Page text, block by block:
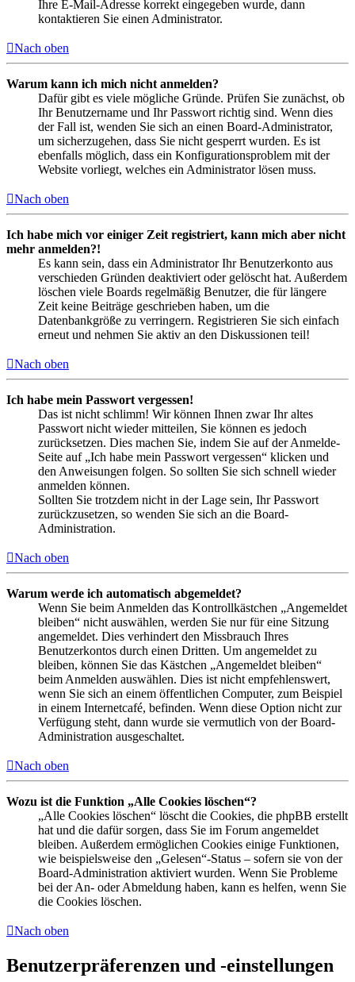
Ihre E-Mail-Adresse korrekt eingegeben wurde, dann
kontaktieren Sie einen Administrator.
Nach oben
Warum kann ich mich nicht anmelden?
Dafür gibt es viele mögliche Gründe. Prüfen Sie zunächst, ob
Ihr Benutzername und Ihr Passwort richtig sind. Wenn dies
der Fall ist, wenden Sie sich an einen Board-Administrator,
um sicherzugehen, dass Sie nicht gesperrt wurden. Es ist
ebenfalls möglich, dass ein Konfigurationsproblem mit der
Website vorliegt, welches ein Administrator lösen muss.
Nach oben
Ich habe mich vor einiger Zeit registriert, kann mich aber nicht
mehr anmelden?!
Es kann sein, dass ein Administrator Ihr Benutzerkonto aus
verschieden Gründen deaktiviert oder gelöscht hat. Außerdem
löschen viele Boards regelmäßig Benutzer, die für längere
Zeit keine Beiträge geschrieben haben, um die
Datenbankgröße zu verringern. Registrieren Sie sich einfach
erneut und nehmen Sie aktiv an den Diskussionen teil!
Nach oben
Ich habe mein Passwort vergessen!
Das ist nicht schlimm! Wir können Ihnen zwar Ihr altes
Passwort nicht wieder mitteilen, Sie können es jedoch
zurücksetzen. Dies machen Sie, indem Sie auf der Anmelde-
Seite auf „Ich habe mein Passwort vergessen“ klicken und
den Anweisungen folgen. So sollten Sie sich schnell wieder
anmelden können.
Sollten Sie trotzdem nicht in der Lage sein, Ihr Passwort
zurückzusetzen, so wenden Sie sich an die Board-
Administration.
Nach oben
Warum werde ich automatisch abgemeldet?
Wenn Sie beim Anmelden das Kontrollkästchen „Angemeldet
bleiben“ nicht auswählen, werden Sie nur für eine Sitzung
angemeldet. Dies verhindert den Missbrauch Ihres
Benutzerkontos durch einen Dritten. Um angemeldet zu
bleiben, können Sie das Kästchen „Angemeldet bleiben“
beim Anmelden auswählen. Dies ist nicht empfehlenswert,
wenn Sie sich an einem öffentlichen Computer, zum Beispiel
in einem Internetcafé, befinden. Wenn diese Option nicht zur
Verfügung steht, dann wurde sie vermutlich von der Board-
Administration ausgeschaltet.
Nach oben
Wozu ist die Funktion „Alle Cookies löschen“?
„Alle Cookies löschen“ löscht die Cookies, die phpBB erstellt
hat und die dafür sorgen, dass Sie im Forum angemeldet
bleiben. Außerdem ermöglichen Cookies einige Funktionen,
wie beispielsweise den „Gelesen“-Status – sofern sie von der
Board-Administration aktiviert wurden. Wenn Sie Probleme
bei der An- oder Abmeldung haben, kann es helfen, wenn Sie
die Cookies löschen.
Nach oben
Benutzerpräferenzen und -einstellungen